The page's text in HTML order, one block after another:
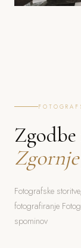
Zgornje
Fotografske
fotografiranje
spominov